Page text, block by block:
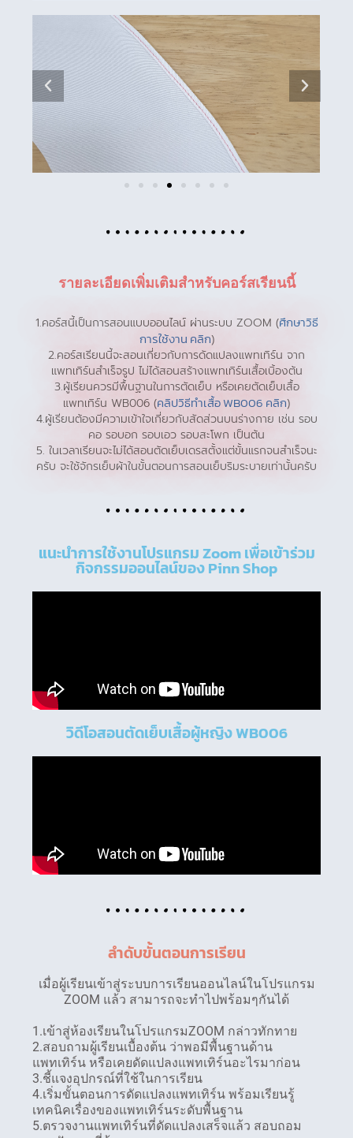
รายละเอียดเพิ่มเติมสำหรับคอร์สเรียนนี้
1.คอร์สนี้เป็นการสอนแบบออนไลน์ ผ่านระบบ ZOOM (ศึกษาวิธี
การใช้งาน คลิก)
2.คอร์สเรียนนี้จะสอนเกี่ยวกับการดัดแปลงแพทเทิร์น จาก
แพทเทิร์นสำเร็จรูป ไม่ได้สอนสร้างแพทเทิร์นเสื้อเบิ้องต้น
3.ผู้เรียนควรมีพื้นฐานในการตัดเย็บ หรือเคยตัดเย็บเสื้อ
แพทเทิร์น WB006 (คลิปวิธีทำเสื้อ WB006 คลิก)
4.ผู้เรียนต้องมีความเข้าใจเกี่ยวกับสัดส่วนบนร่างกาย เช่น รอบ
คอ รอบอก รอบเอว รอบสะโพก เป็นต้น
5. ในเวลาเรียนจะไม่ได้สอนตัดเย็บเดรสตั้งแต่ขั้นแรกจนสำเร็จนะ
ครับ จะใช้จักรเย็บผ้าในขั้นตอนการสอนเย็บริมระบายเท่านั้นครับ
แนะนำการใช้งานโปรแกรม Zoom เพื่อเข้าร่วม
กิจกรรมออนไลน์ของ Pinn Shop
วิดีโอสอนตัดเย็บเสื้อผู้หญิง WB006
ลำดับขั้นตอนการเรียน
เมื่อผู้เรียนเข้าสู่ระบบการเรียนออนไลน์ในโปรแกรม
ZOOM แล้ว สามารถจะทำไปพร้อมๆกันได้
1.เข้าสู่ห้องเรียนในโปรแกรมZOOM กล่าวทักทาย
2.สอบถามผู้เรียนเบื้องต้น ว่าพอมีพื้นฐานด้าน
แพทเทิร์น หรือเคยดัดแปลงแพทเทิร์นอะไรมาก่อน
3.ชี้แจงอุปกรณ์ที่ใช้ในการเรียน
4.เริ่มขั้นตอนการดัดแปลงแพทเทิร์น พร้อมเรียนรู้
เทคนิคเรื่องของแพทเทิร์นระดับพื้นฐาน
5.ตรวจงานแพทเทิร์นที่ดัดแปลงเสร็จแล้ว สอบถอม